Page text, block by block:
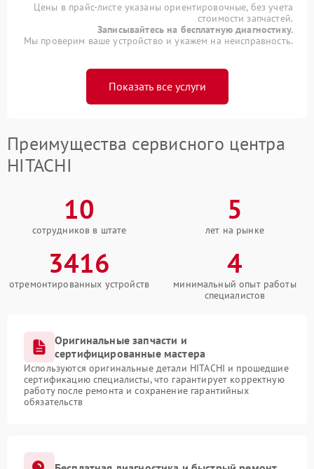
Цены в прайс-листе указаны ориентировочные, без учета
стоимости запчастей.
Записывайтесь на бесплатную диагностику.
Мы проверим ваше устройство и укажем на неисправность.
Показать все услуги
Преимущества сервисного центра
HITACHI
10
сотрудников в штате
5
лет на рынке
3416
отремонтированных устройств
4
минимальный опыт работы
специалистов
Оригинальные запчасти и
сертифицированные мастера
Используются оригинальные детали HITACHI и прошедшие
сертификацию специалисты, что гарантирует корректную
работу после ремонта и сохранение гарантийных
обязательств